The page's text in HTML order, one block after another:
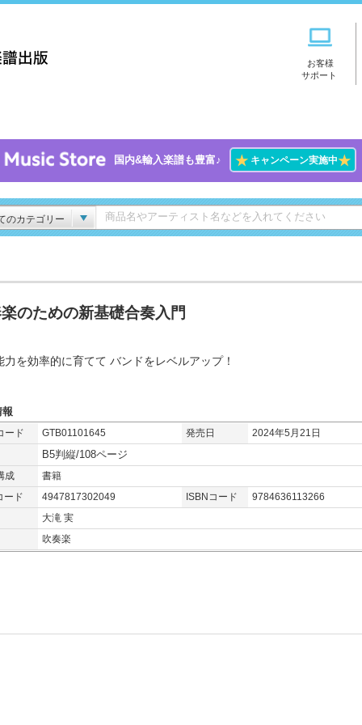
お客様
サポート
国内&輸入楽譜も豊富♪ ★キャンペーン実施中★
のカテゴリー
のための新基礎合奏入門
力を効率的に育てて バンドをレベルアップ！
ード GTB01101645 発売日
2024年5月21日
B5判縦/108ページ
成
書籍
ード
4947817302049 ISBNコード
9784636113266
大滝 実
吹奏楽